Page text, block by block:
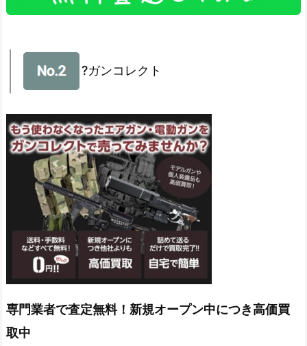
?ガンコレクト
専門業者で査定無料！新規オープン中につき高価買
取中